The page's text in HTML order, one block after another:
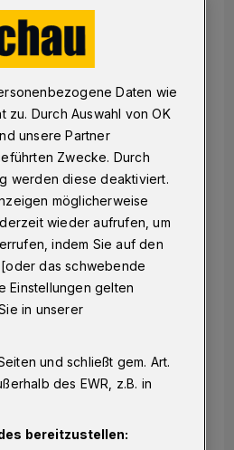
Daten wie
zu. Durch Auswahl von OK
unsere Partner
Zwecke. Durch
werden diese deaktiviert.
möglicherweise
wieder aufrufen, um
indem Sie auf den
das schwebende
Einstellungen gelten
in unserer
und schließt gem. Art.
des EWR, z.B. in
bereitzustellen: